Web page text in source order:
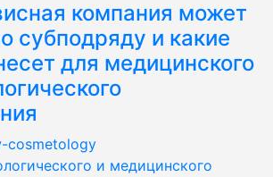
компания может
субподряду и какие
для медицинского
cosmetology
и медицинского